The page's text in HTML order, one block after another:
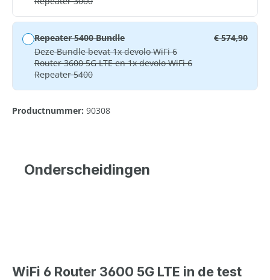
Repeater 5400 Bundle
Deze Bundle bevat 1x devolo WiFi 6
Router 3600 5G LTE en 1x devolo WiFi 6
Repeater 5400
€ 574,90
Productnummer: 90308
Onderscheidingen
WiFi 6 Router 3600 5G LTE in de test